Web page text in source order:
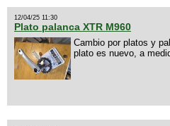
12/04/25 11:30
Plato palanca XTR M960
Cambio por platos y
plato es nuevo, a